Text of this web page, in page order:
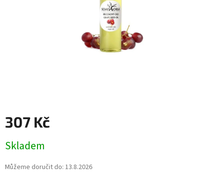
307 Kč
cena:
Skladem
Můžeme doručit do: 13.8.2026